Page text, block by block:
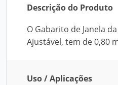
Descrição do Produto
O Gabarito de Janela
Ajustável, tem de 0,80
Uso / Aplicações